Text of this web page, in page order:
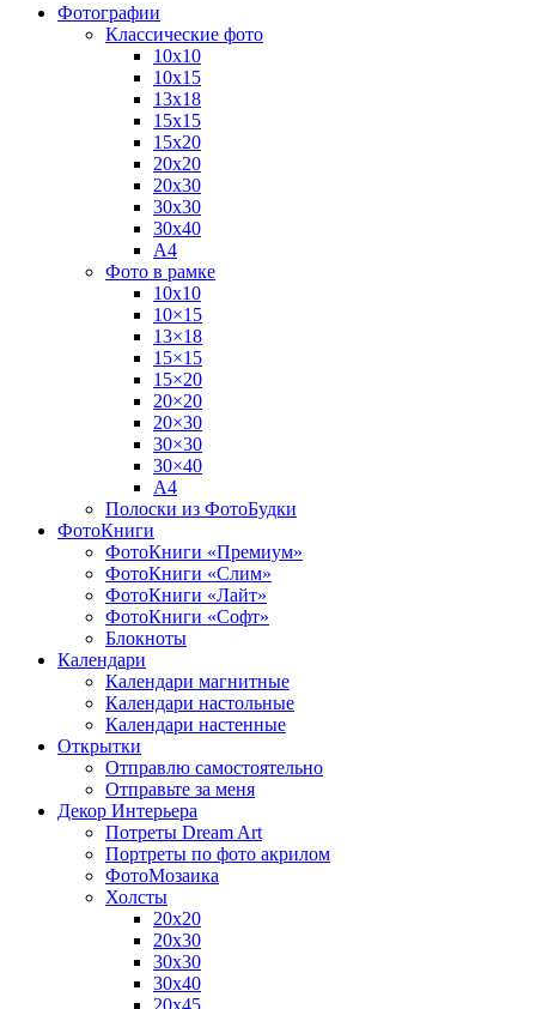
Фотографии
Классические фото
10х10
10х15
13х18
15х15
15х20
20х20
20х30
30х30
30х40
А4
Фото в рамке
10х10
10×15
13×18
15×15
15×20
20×20
20×30
30×30
30×40
A4
Полоски из ФотоБудки
ФотоКниги
ФотоКниги «Премиум»
ФотоКниги «Слим»
ФотоКниги «Лайт»
ФотоКниги «Софт»
Блокноты
Календари
Календари магнитные
Календари настольные
Календари настенные
Открытки
Отправлю самостоятельно
Отправьте за меня
Декор Интерьера
Потреты Dream Art
Портреты по фото акрилом
ФотоМозаика
Холсты
20х20
20х30
30х30
30х40
20х45